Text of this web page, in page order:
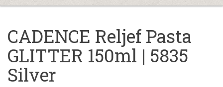
CADENCE Reljef Pasta
GLITTER 150ml | 5835
Silver